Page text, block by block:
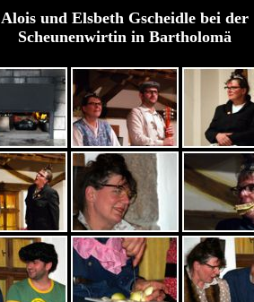
Alois und Elsbeth Gscheidle bei der
Scheunenwirtin in Bartholomä